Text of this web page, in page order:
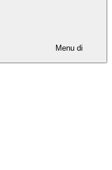
Menu di